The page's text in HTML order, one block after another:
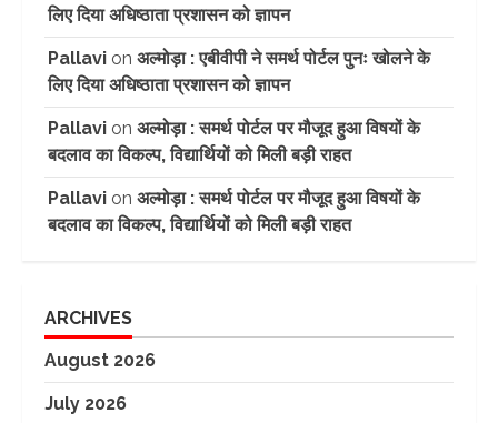
लिए दिया अधिष्ठाता प्रशासन को ज्ञापन
Pallavi on अल्मोड़ा : एबीवीपी ने समर्थ पोर्टल पुनः खोलने के
लिए दिया अधिष्ठाता प्रशासन को ज्ञापन
Pallavi on अल्मोड़ा : समर्थ पोर्टल पर मौजूद हुआ विषयों के
बदलाव का विकल्प, विद्यार्थियों को मिली बड़ी राहत
Pallavi on अल्मोड़ा : समर्थ पोर्टल पर मौजूद हुआ विषयों के
बदलाव का विकल्प, विद्यार्थियों को मिली बड़ी राहत
ARCHIVES
August 2026
July 2026